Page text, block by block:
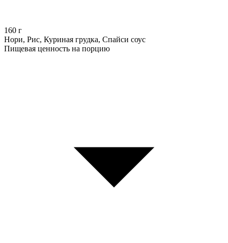
160 г
Нори, Рис, Куриная грудка, Спайси соус
Пищевая ценность на порцию